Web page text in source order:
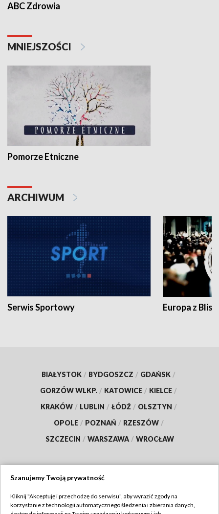
ABC Zdrowia
MNIEJSZOŚCI
Pomorze Etniczne
ARCHIWUM
Serwis Sportowy Europa z
BIAŁYSTOK / BYDGOSZCZ / GDAŃSK /
GORZÓW WLKP. / KATOWICE / KIELCE /
KRAKÓW / LUBLIN / ŁÓDŹ / OLSZTYN /
OPOLE / POZNAŃ / RZESZÓW /
SZCZECIN / WARSZAWA / WROCŁAW
TVP
Szanujemy Twoją prywatność
Kliknij "Akceptuję i przechodzę do serwisu", aby wyrazić zgody na
korzystanie z technologii automatycznego śledzenia i zbierania danych,